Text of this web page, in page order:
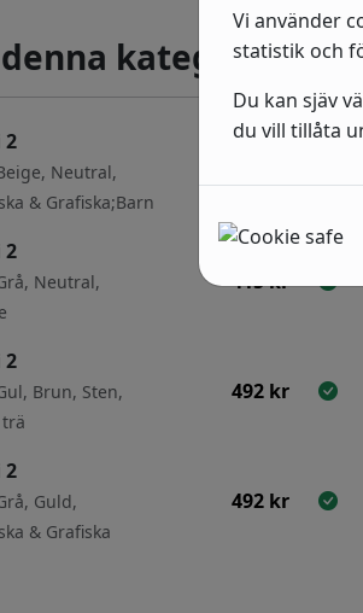
kategori
Neutral,
& Grafiska;Barn
Neutral,
415kr
Brun, Sten,
492 kr
Guld,
& Grafiska
492 kr
Vi använder
statistik och
Du kan sjäv
du vill tillåta